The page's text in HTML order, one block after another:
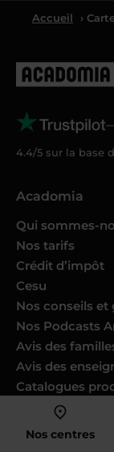
Nos centres
Accueil ›
4.4/5 sur la base
Acadomia
Qui sommes-
Nos tarifs
Crédit d’impôt
Cesu
Nos conseils et
Nos Podcasts
Avis des
Avis des
Catalogues
Nos